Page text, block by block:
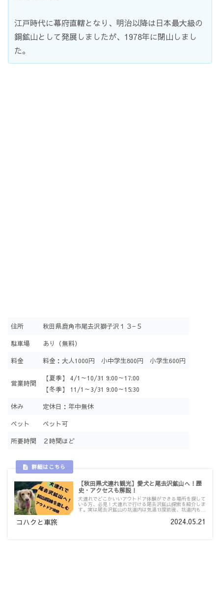
江戸時代に幕府直轄となり、明治以降は日本最大級の
銅鉱山として発展しましたが、1978年に閉山しまし
た。
住所 秋田県鹿角市尾去沢獅子沢１３−５
駐車場 あり（無料）
料金 料金：大人1000円 小中学生800円 小学生600円
営業時間
【夏季】 4/1～10/31 9:00～17:00
【冬季】 11/1～3/31 9:00～15:30
休み 定休日：年中無休
ペット ペット可
所要時間 ２時間ほど
【秋田県犬連れ観光】愛犬と尾去沢鉱山へ！歴
史・アクセスも解説！
犬連れでどこかいいアウトドア体験ができる場所を探して
いる方、必見！犬連れで行ける尾去沢鉱山探索を紹介しま
す。実は尾去沢鉱山の坑道内は気温13度前後、坑道内もか
場所です。この記事を読めばこれからの時期の犬連れでの
お出かけスポットの候補になること間違いなし！
コハクと車旅 2024.05.21